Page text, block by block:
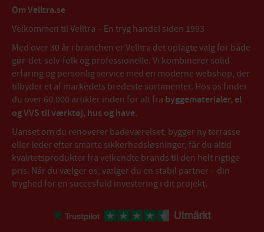
Om Velltra.se
Velkommen til Velltra – En tryg handel siden 1993
Med over 30 år i branchen er Velltra det oplagte valg for både
gør-det-selv-folk og professionelle. Vi kombinerer solid
erfaring og personlig service med en moderne webshop, der
tilbyder et af markedets bredeste sortimenter. Hos os finder
du over 60.000 artikler inden for alt fra byggematerialer, el
og VVS til værktøj, hus og have.
Uanset om du renoverer badeværelset, bygger ny terrasse
eller leder efter smarte sikkerhedsløsninger, får du altid
kvalitetsprodukter fra velkendte brands til den helt rigtige
pris. Når du vælger os, vælger du en stabil partner – din
tryghed for en succesfuld investering i dit projekt.